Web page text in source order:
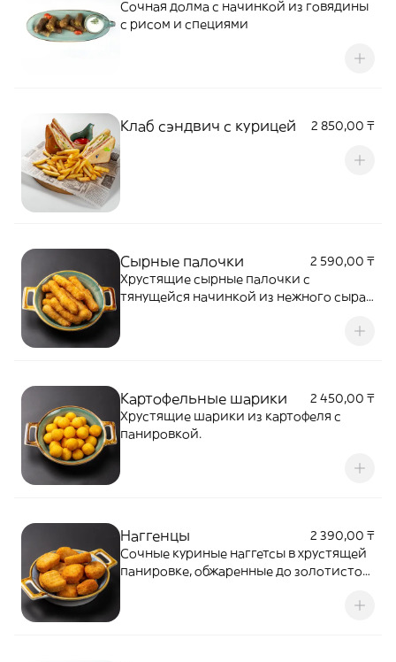
Сочная долма с начинкой из говядины
с рисом и специями
Клаб сэндвич с курицей 2 850,00 ₸
Сырные палочки
2 590,00 ₸
Хрустящие сырные палочки с
тянущейся начинкой из нежного сыра,
Подаются с соусом. Горячая, ароматная
Картофельные шарики
2 450,00 ₸
Хрустящие шарики из картофеля с
панировкой.
Наггенцы
2 390,00 ₸
Сочные куриные наггетсы в хрустящей
панировке, обжаренные до золотистой